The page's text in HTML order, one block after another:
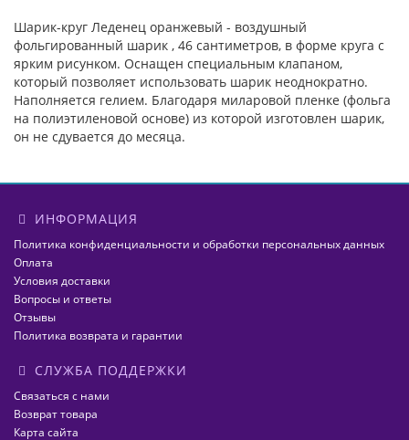
Шарик-круг Леденец оранжевый - воздушный
фольгированный шарик , 46 сантиметров, в форме круга с
ярким рисунком. Оснащен специальным клапаном,
который позволяет использовать шарик неоднократно.
Наполняется гелием. Благодаря миларовой пленке (фольга
на полиэтиленовой основе) из которой изготовлен шарик,
он не сдувается до месяца.
ИНФОРМАЦИЯ
Политика конфиденциальности и обработки персональных данных
Оплата
Условия доставки
Вопросы и ответы
Отзывы
Политика возврата и гарантии
СЛУЖБА ПОДДЕРЖКИ
Связаться с нами
Возврат товара
Карта сайта